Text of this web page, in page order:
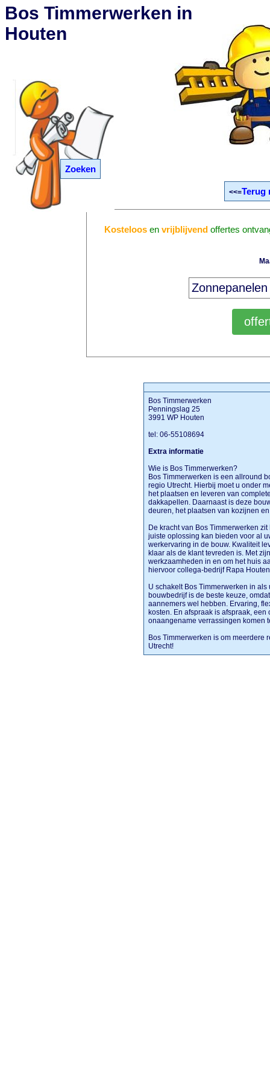
Zoeken
Bos Timmerwerken in
Houten
<<=Terug
Kosteloos envrijblijvend offertes
Bos Timmerwerken
Penningslag 25
3991 WP Houten
tel: 06-55108694
Extra informatie
Wie is Bos Timmerwerken?
Bos Timmerwerken is een allround
regio Utrecht. Hierbij moet u onder
het plaatsen en leveren van
dakkapellen. Daarnaast is deze
deuren, het plaatsen van kozijnen
De kracht van Bos Timmerwerken
juiste oplossing kan bieden voor al
werkervaring in de bouw. Kwaliteit
klaar als de klant tevreden is. Met
werkzaamheden in en om het huis
hiervoor collega-bedrijf Rapa
U schakelt Bos Timmerwerken in
bouwbedrijf is de beste keuze,
aannemers wel hebben. Ervaring,
kosten. En afspraak is afspraak,
onaangename verrassingen komen
Bos Timmerwerken is om
Utrecht!